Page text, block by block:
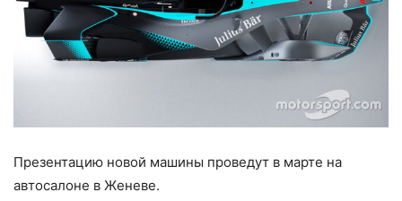
Презентацию новой машины проведут в марте на
автосалоне в Женеве.